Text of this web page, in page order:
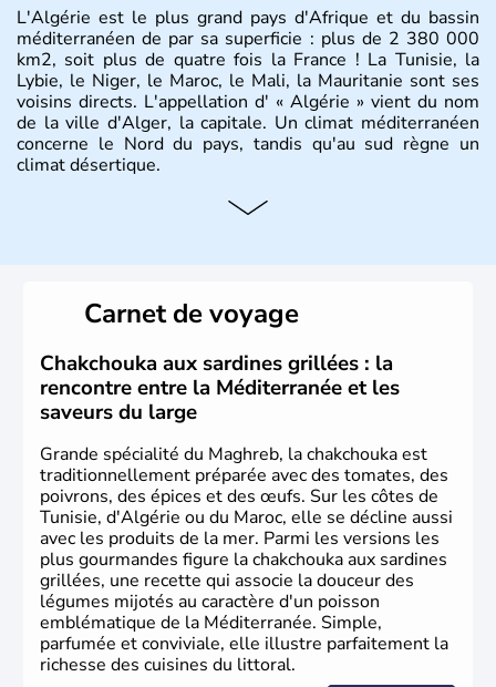
L'Algérie est le plus grand pays d'Afrique et du bassin
méditerranéen de par sa superficie : plus de 2 380 000
km2, soit plus de quatre fois la France ! La Tunisie, la
Lybie, le Niger, le Maroc, le Mali, la Mauritanie sont ses
voisins directs. L'appellation d' « Algérie » vient du nom
de la ville d'Alger, la capitale. Un climat méditerranéen
concerne le Nord du pays, tandis qu'au sud règne un
climat désertique.
Histoire et administration
près de la moitié ont moins de 19 ans. La musique
l’une des fiertés du pays, originaire des régions les plus à
l’ouest. Lecouscousest l’un des plats traditionnels les
plus appréciés.
Carnet de voyage
Chakchouka aux sardines grillées : la
rencontre entre la Méditerranée et les
saveurs du large
Grande spécialité du Maghreb, la chakchouka est
traditionnellement préparée avec des tomates, des
poivrons, des épices et des œufs. Sur les côtes de
Tunisie, d'Algérie ou du Maroc, elle se décline aussi
avec les produits de la mer. Parmi les versions les
plus gourmandes figure la chakchouka aux sardines
grillées, une recette qui associe la douceur des
légumes mijotés au caractère d'un poisson
emblématique de la Méditerranée. Simple,
parfumée et conviviale, elle illustre parfaitement la
richesse des cuisines du littoral.